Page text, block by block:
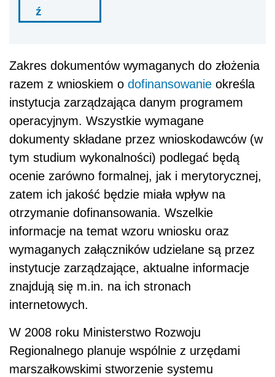
ocenie zarówno formalnej, jak i merytorycznej,
informacje na temat wzoru wniosku oraz
wymaganych załączników udzielane są przez
instytucje zarządzające, aktualne informacje
znajdują się m.in. na ich stronach
internetowych.
W 2008 roku Ministerstwo Rozwoju
Regionalnego planuje wspólnie z urzędami
marszałkowskimi stworzenie systemu
informacji nt. funduszy europejskich na lata
2007-2013. Będzie on opierał się na
wykorzystaniu już istniejących punktów
informacyjnych działających w strukturach
poszczególnych urzędów, tak by potencjalni
beneficjenci mogli w jednym miejscu uzyskać
pełną informację o możliwościach skorzystania
z funduszy unijnych dostępnych na terenie
danego województwa.